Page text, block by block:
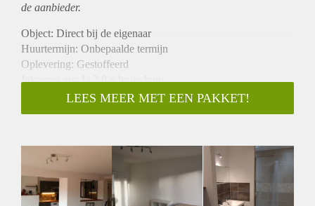
de aanbieder.
Object: Direct bij de eigenaar
Huurtermijn: Onbepaalde termijn
Oplevering: Gestoffeerd
Inkomen eis: Ja 2,9 x bruto huur
Garantiestelling mogelijk: Ja
Borg: 1 maand
Gedeelde keuken: Nee
Gedeelde Douche: Nee
Gedeelde woonkamer: Nee
Huisgenoten: Nee
LEES MEER MET EEN PAKKET!